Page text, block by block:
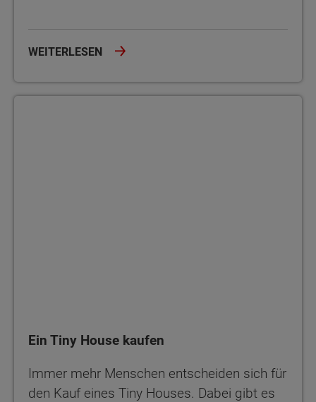
WEITERLESEN
Ein Tiny House kaufen
Immer mehr Menschen entscheiden sich für
den Kauf eines Tiny Houses. Dabei gibt es